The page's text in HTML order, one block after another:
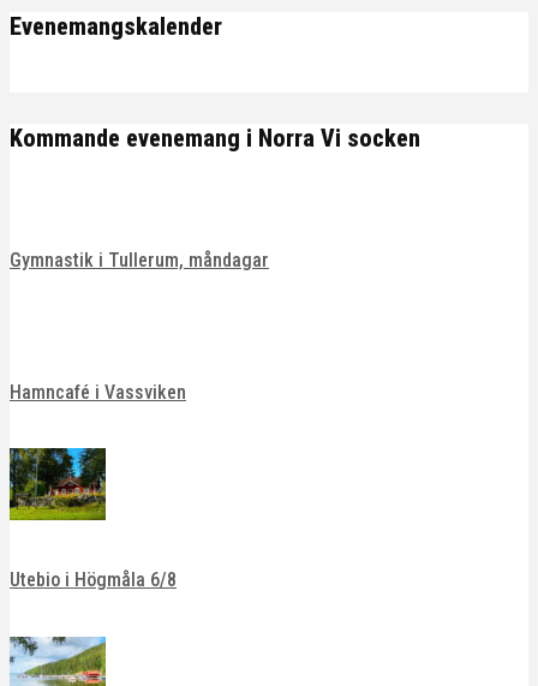
Evenemangskalender
Kommande evenemang i Norra Vi socken
Gymnastik i Tullerum, måndagar
Hamncafé i Vassviken
Utebio i Högmåla 6/8